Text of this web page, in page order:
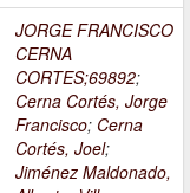
JORGE FRANCISCO
CERNA
CORTES;69892;
Cerna Cortés, Jorge
Francisco; Cerna
Cortés, Joel;
Jiménez Maldonado,